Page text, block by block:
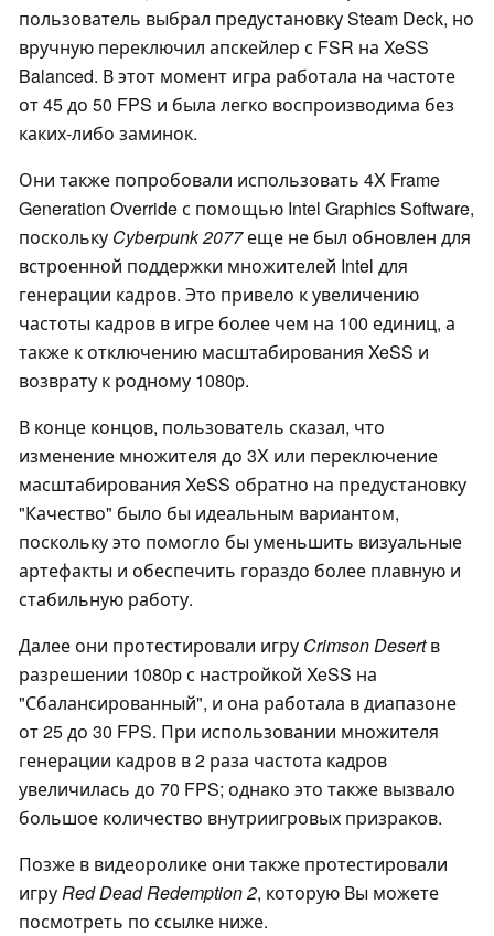
пользователь выбрал предустановку Steam Deck, но
вручную переключил апскейлер с FSR на XeSS
Balanced. В этот момент игра работала на частоте
от 45 до 50 FPS и была легко воспроизводима без
каких-либо заминок.
Они также попробовали использовать 4X Frame
Generation Override с помощью Intel Graphics Software,
поскольку Cyberpunk 2077еще не был обновлен для
встроенной поддержки множителей Intel для
генерации кадров. Это привело к увеличению
частоты кадров в игре более чем на 100 единиц, а
также к отключению масштабирования XeSS и
возврату к родному 1080p.
В конце концов, пользователь сказал, что
изменение множителя до 3X или переключение
масштабирования XeSS обратно на предустановку
"Качество" было бы идеальным вариантом,
поскольку это помогло бы уменьшить визуальные
артефакты и обеспечить гораздо более плавную и
стабильную работу.
Далее они протестировали игру Crimson Desertв
разрешении 1080p с настройкой XeSS на
"Сбалансированный", и она работала в диапазоне
от 25 до 30 FPS. При использовании множителя
генерации кадров в 2 раза частота кадров
увеличилась до 70 FPS; однако это также вызвало
большое количество внутриигровых призраков.
Позже в видеоролике они также протестировали
игруRed Dead Redemption 2, которую Вы можете
посмотреть по ссылке ниже.